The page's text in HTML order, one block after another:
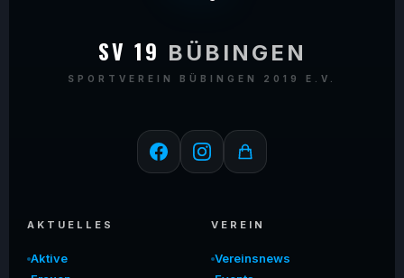
SV 19 BÜBINGEN
SPORTVEREIN BÜBINGEN 2019 E.V.
AKTUELLES
Aktive
VEREIN
Vereinsnews